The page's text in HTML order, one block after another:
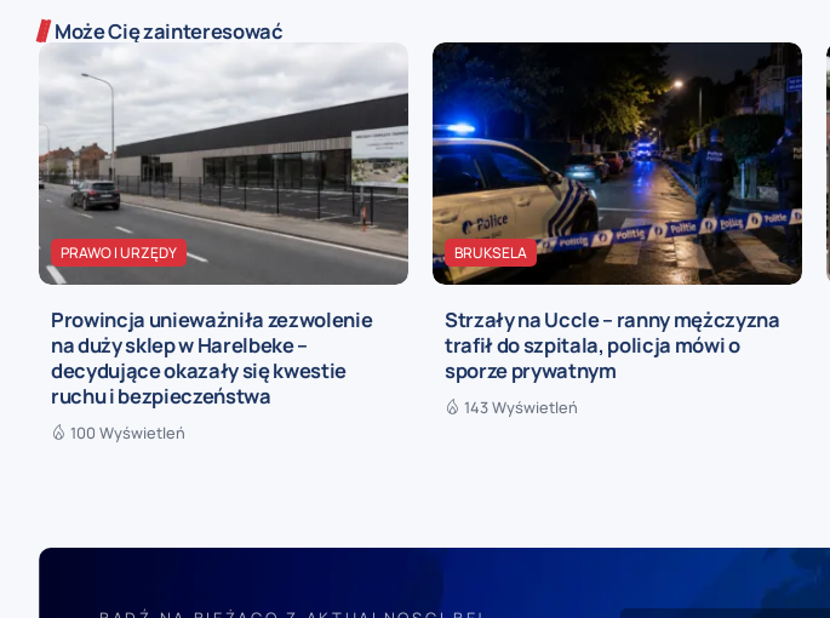
Może Cię zainteresować
PRAWO I URZĘDY
Prowincja unieważniła zezwolenie
na duży sklep w Harelbeke –
decydujące okazały się kwestie
ruchu i bezpieczeństwa
100 Wyświetleń
BRUKSELA
Strzały na Uccle – ranny mężczyzna
trafił do szpitala, policja mówi o
sporze prywatnym
143 Wyświetleń